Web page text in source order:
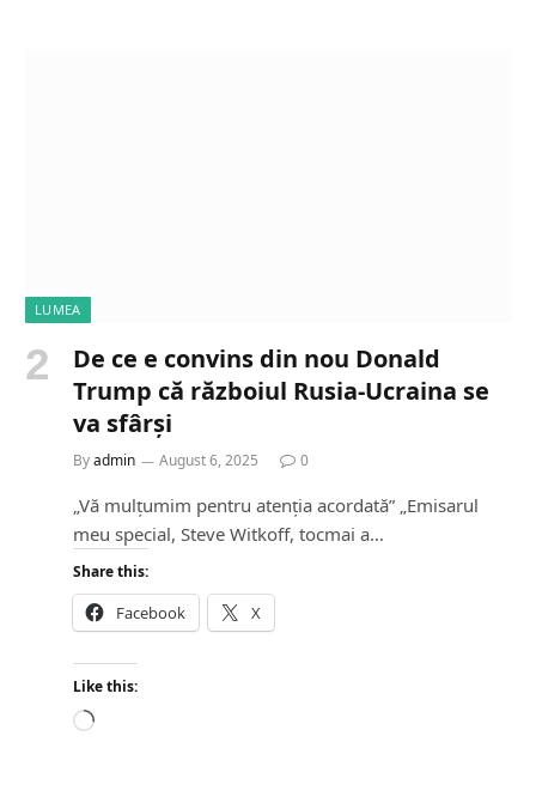
LUMEA
De ce e convins din nou Donald
Trump că războiul Rusia-Ucraina se
va sfârși
Byadmin August 6, 2025 0
„Vă mulțumim pentru atenția acordată” „Emisarul
meu special, Steve Witkoff, tocmai a…
Share this:
Facebook X
Like this:
L